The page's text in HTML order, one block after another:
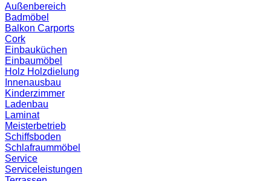
Außenbereich
Badmöbel
Balkon Carports
Cork
Einbauküchen
Einbaumöbel
Holz Holzdielung
Innenausbau
Kinderzimmer
Ladenbau
Laminat
Meisterbetrieb
Schiffsboden
Schlafraummöbel
Service
Serviceleistungen